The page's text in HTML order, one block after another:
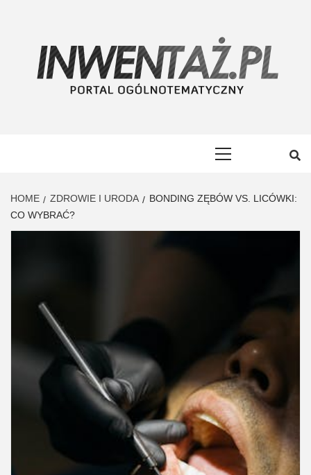
HOME ZDROWIE I URODA
BONDING ZĘBÓW VS. LICÓWKI:
CO WYBRAĆ?